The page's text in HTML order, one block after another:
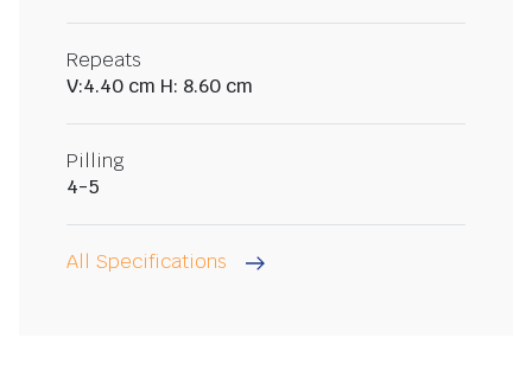
Repeats
V:4.40 cm H: 8.60 cm
Pilling
4-5
All Specifications